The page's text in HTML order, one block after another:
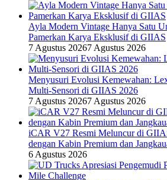
Ayla Modern Vintage Hanya Satu
Pamerkan Karya Eksklusif di GIIAS
7 Agustus 20267 Agustus 2026
Menyusuri Evolusi Kemewahan:
Multi-Sensori di GIIAS 2026
7 Agustus 20267 Agustus 2026
iCAR V27 Resmi Meluncur di
dengan Kabin Premium dan
6 Agustus 2026